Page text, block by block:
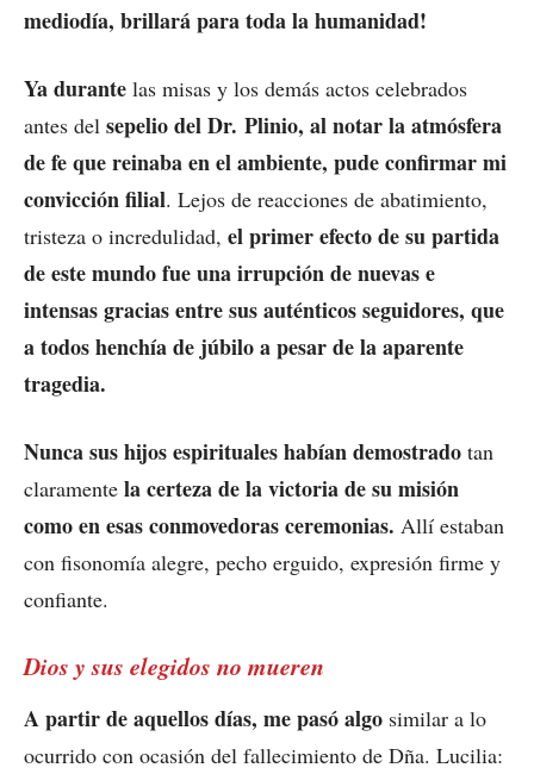
mediodía, brillará para toda la humanidad!
Ya durante las misas y los demás actos celebrados
antes del sepelio del Dr. Plinio, al notar la atmósfera
de fe que reinaba en el ambiente, pude confirmar mi
convicción filial. Lejos de reacciones de abatimiento,
tristeza o incredulidad, el primer efecto de su partida
de este mundo fue una irrupción de nuevas e
intensas gracias entre sus auténticos seguidores, que
a todos henchía de júbilo a pesar de la aparente
tragedia.
Nunca sus hijos espirituales habían demostrado tan
claramente la certeza de la victoria de su misión
como en esas conmovedoras ceremonias. Allí estaban
con fisonomía alegre, pecho erguido, expresión firme y
confiante.
Dios y sus elegidos no mueren
A partir de aquellos días, me pasó algo similar a lo
ocurrido con ocasión del fallecimiento de Dña. Lucilia: